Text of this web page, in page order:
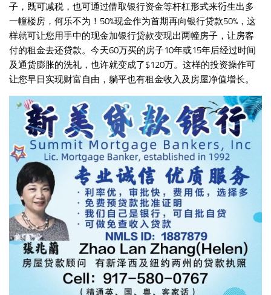
子，既可减税，也可通过借取银行资金等杆杠形式来𧗠生出多
一幢楼房，何乐不为！50%现金作为首期再向银行贷款50%，这
样就可让您用手中的现金加银行贷款变现出两幢房子，让房客
付的租金去还贷款。今天60万买的房子10年或15年后经过时间
及通货膨胀的洗礼，也许就变成了$120万。这样的投资操作可
让您早日实现财富自由，躺平也有租金收入及房屋净值增长。